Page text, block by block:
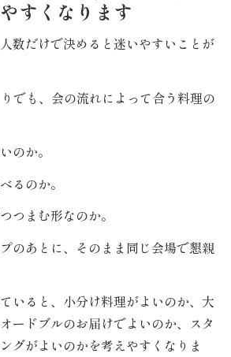
すくなります
数だけで決めると迷いやすいことが
でも、会の流れによって合う料理の
のか。
るのか。
つまむ形なのか。
のあとに、そのまま同じ会場で懇親
いると、小分け料理がよいのか、大
ードブルのお届けでよいのか、スタ
グがよいのかを考えやすくなりま